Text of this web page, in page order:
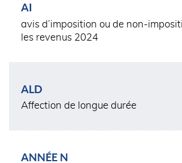
AI
avis d’imposition ou de non-
les revenus 2024
ALD
Affection de longue durée
ANNÉE N